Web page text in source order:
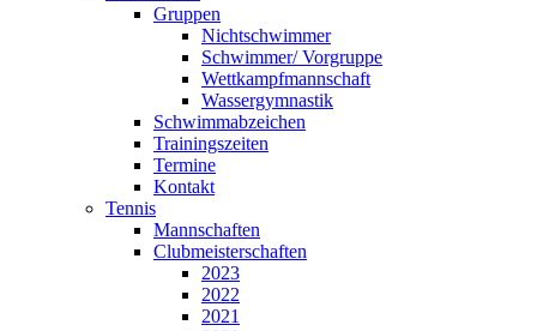
Gruppen
Nichtschwimmer
Schwimmer/ Vorgruppe
Wettkampfmannschaft
Wassergymnastik
Schwimmabzeichen
Trainingszeiten
Termine
Kontakt
Tennis
Mannschaften
Clubmeisterschaften
2023
2022
2021